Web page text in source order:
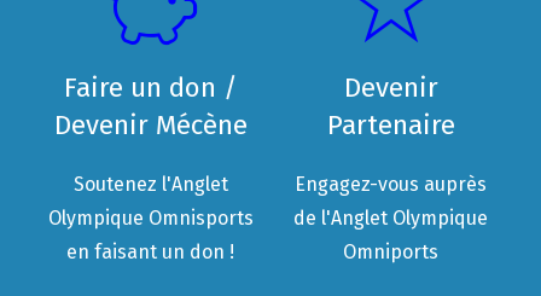
Faire un don /
Devenir Mécène
Soutenez l'Anglet
Olympique Omnisports
en faisant un don !
Devenir
Partenaire
Engagez-vous auprès
de l'Anglet Olympique
Omniports